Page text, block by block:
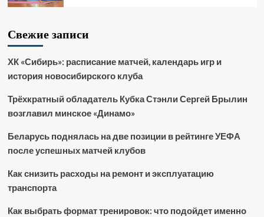
Свежие записи
ХК «Сибирь»: расписание матчей, календарь игр и
история новосибирского клуба
Трёхкратный обладатель Кубка Стэнли Сергей Брылин
возглавил минское «Динамо»
Беларусь поднялась на две позиции в рейтинге УЕФА
после успешных матчей клубов
Как снизить расходы на ремонт и эксплуатацию
транспорта
Как выбрать формат тренировок: что подойдет именно